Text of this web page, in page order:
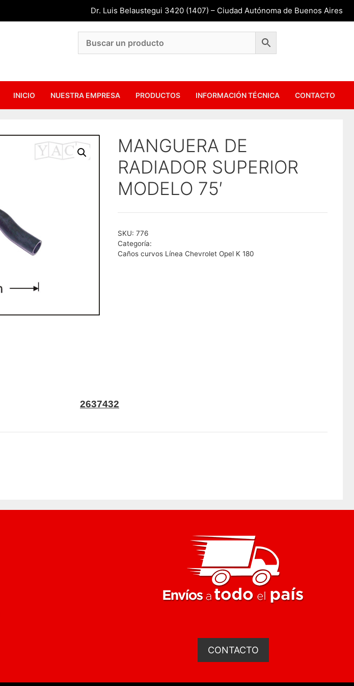
Dr. Luis Belaustegui 3420 (1407) – Ciudad Autónoma de Buenos Aires
INICIO NUESTRA EMPRESA PRODUCTOS INFORMACIÓN TÉCNICA CONTACTO
MANGUERA DE
RADIADOR SUPERIOR
MODELO 75′
SKU:776
Categoría:
Caños curvos Línea Chevrolet Opel K 180
2637432
CONTACTO